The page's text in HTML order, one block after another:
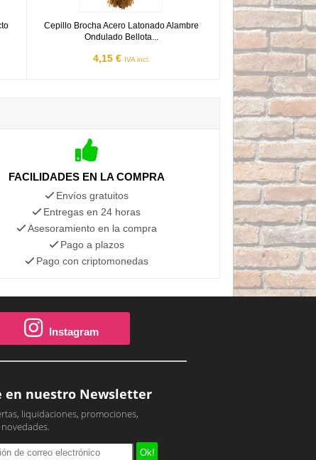
Cepillo Brocha Acero Latonado Alambre
Ondulado Bellota...
4,15 € IVA incl.
FACILIDADES EN LA COMPRA
Envíos gratuitos
Entregas en 24 horas
Asesoramiento en la compra
Pago a plazos
Pago con criptomonedas
Instagram
en nuestro Newsletter
liquidaciones, promociones,